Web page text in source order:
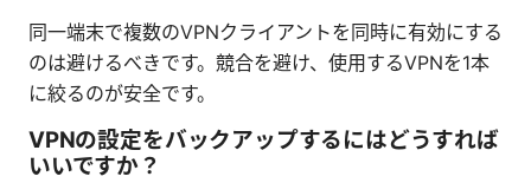
同一端末で複数のVPNクライアントを同時に有効にする
のは避けるべきです。競合を避け、使用するVPNを1本
に絞るのが安全です。
VPNの設定をバックアップするにはどうすれば
いいですか？